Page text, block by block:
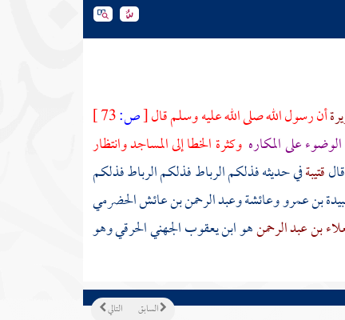
أن رسول الله صلى الله عليه وسلم قال[ص:
على المكاره وكثرة الخطا إلى المساجد وانتظار
قتيبةفي حديثه فذلكم الرباط فذلكم الرباط فذلكم
بن عمرو وعائشة وعبد الرحمن بن عائش الحضرمي
بن عبد الرحمنهوابن يعقوب الجهني الحرقيوهو
التالي السابق